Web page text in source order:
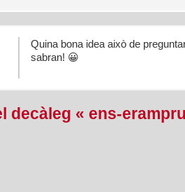
Quina bona idea això de
sabran! 😀
decàleg « ens-